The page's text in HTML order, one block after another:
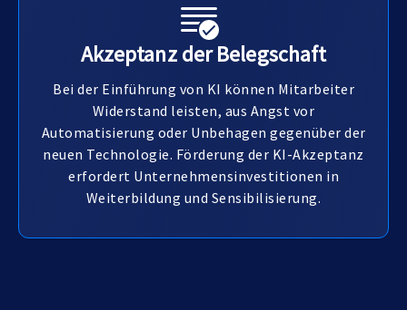
Akzeptanz der Belegschaft
Bei der Einführung von KI können Mitarbeiter
Widerstand leisten, aus Angst vor
Automatisierung oder Unbehagen gegenüber der
neuen Technologie. Förderung der KI-Akzeptanz
erfordert Unternehmensinvestitionen in
Weiterbildung und Sensibilisierung.